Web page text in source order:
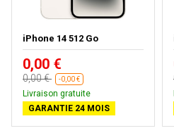
iPhone 14 512 Go
0,00 €
0,00 € -0,00 €
Livraison gratuite
GARANTIE 24 MOIS